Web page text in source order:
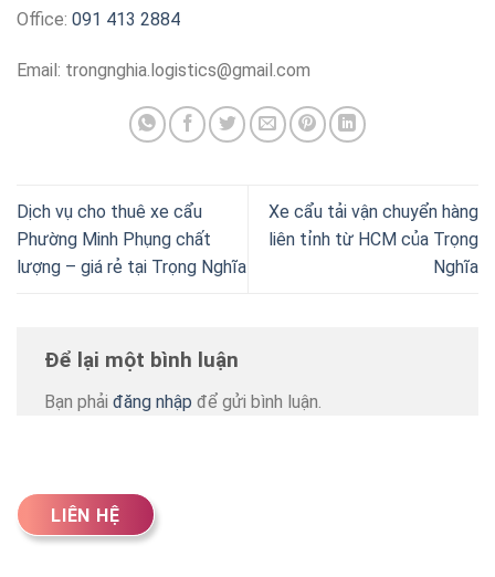
Office: 091 413 2884
Email: trongnghia.logistics@gmail.com
Dịch vụ cho thuê xe cẩu
Phường Minh Phụng chất
lượng – giá rẻ tại Trọng Nghĩa
Xe cẩu tải vận chuyển hàng
liên tỉnh từ HCM của Trọng
Nghĩa
Để lại một bình luận
Bạn phải đăng nhập để gửi bình luận.
LIÊN HỆ